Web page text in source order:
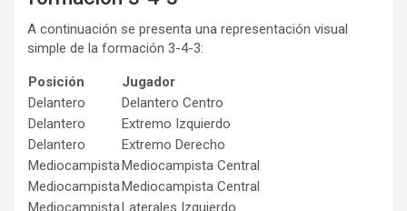
A continuación se presenta una representación visual
simple de la formación 3-4-3:
Posición
Jugador
Delantero
Delantero Centro
Delantero
Extremo Izquierdo
Delantero
Extremo Derecho
MediocampistaMediocampista Central
MediocampistaMediocampista Central
MediocampistaLaterales Izquierdo